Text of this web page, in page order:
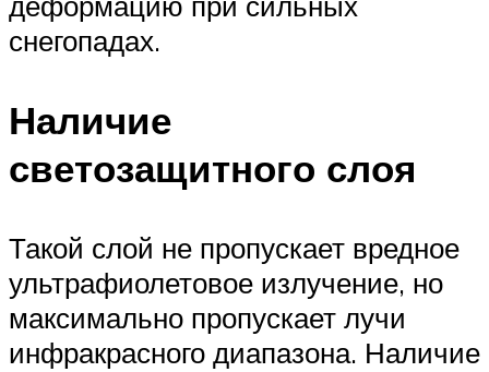
снегопадах.
Наличие
светозащитного слоя
Такой слой не пропускает вредное
ультрафиолетовое излучение, но
максимально пропускает лучи
инфракрасного диапазона. Наличие